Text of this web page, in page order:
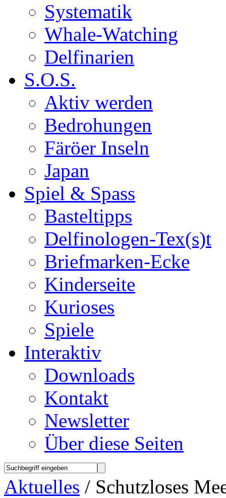
Systematik
Whale-Watching
Delfinarien
S.O.S.
Aktiv werden
Bedrohungen
Färöer Inseln
Japan
Spiel & Spass
Basteltipps
Delfinologen-Tex(s)t
Briefmarken-Ecke
Kinderseite
Kurioses
Spiele
Interaktiv
Downloads
Kontakt
Newsletter
Über diese Seiten
Aktuelles / Schutzloses